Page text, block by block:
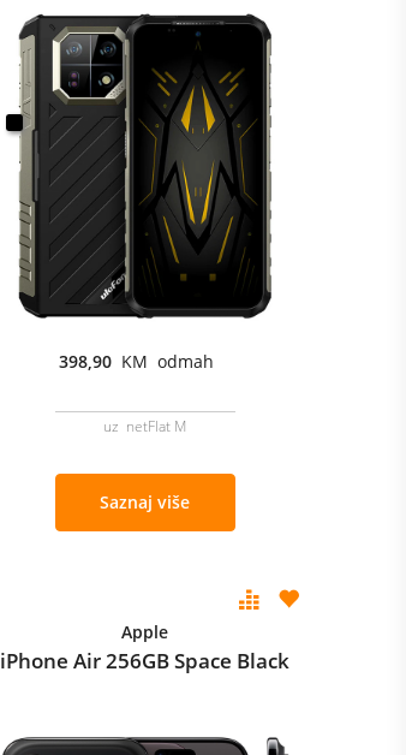
398,90 KM odmah
uz netFlat M
Saznaj više
Apple
iPhone Air 256GB Space Black